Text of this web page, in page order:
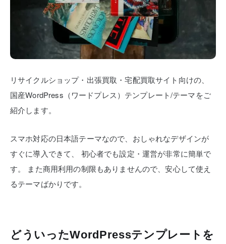
リサイクルショップ・出張買取・宅配買取サイト向けの、
国産WordPress（ワードプレス）テンプレート/テーマをご
紹介します。
スマホ対応の日本語テーマなので、おしゃれなデザインが
すぐに導入できて、
初心者でも設定・運営が非常に簡単で
す。
また商用利用の制限もありませんので、安心して使え
るテーマばかりです。
どういったWordPressテンプレートを